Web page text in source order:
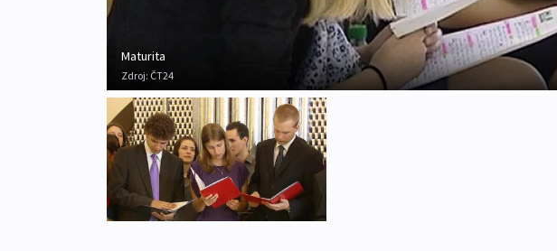
Maturita
Zdroj: ČT24